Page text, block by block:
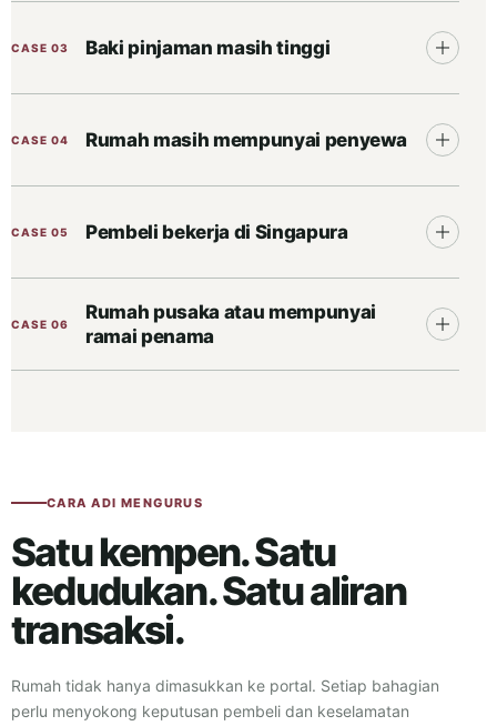
CASE 03 Baki pinjaman masih tinggi
CASE 04 Rumah masih mempunyai penyewa
CASE 05 Pembeli bekerja di Singapura
CASE 06
Rumah pusaka atau mempunyai
ramai penama
CARA ADI MENGURUS
Satu kempen. Satu
kedudukan. Satu aliran
transaksi.
Rumah tidak hanya dimasukkan ke portal. Setiap bahagian
perlu menyokong keputusan pembeli dan keselamatan